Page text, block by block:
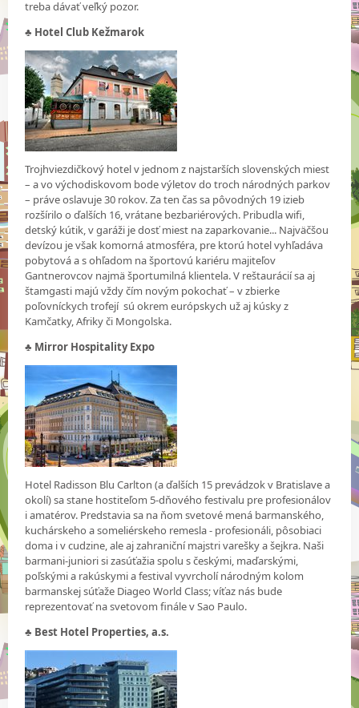
treba dávať veľký pozor.
♣ Hotel Club Kežmarok
Trojhviezdičkový hotel v jednom z najstarších slovenských miest
– a vo východiskovom bode výletov do troch národných parkov
– práve oslavuje 30 rokov. Za ten čas sa pôvodných 19 izieb
rozšírilo o ďalších 16, vrátane bezbariérových. Pribudla wifi,
detský kútik, v garáži je dosť miest na zaparkovanie... Najväčšou
devízou je však komorná atmosféra, pre ktorú hotel vyhľadáva
pobytová a s ohľadom na športovú kariéru majiteľov
Gantnerovcov najmä športumilná klientela. V reštaurácií sa aj
štamgasti majú vždy čím novým pokochať – v zbierke
poľovníckych trofejí sú okrem európskych už aj kúsky z
Kamčatky, Afriky či Mongolska.
♣ Mirror Hospitality Expo
Hotel Radisson Blu Carlton (a ďalších 15 prevádzok v Bratislave a
okolí) sa stane hostiteľom 5-dňového festivalu pre profesionálov
i amatérov. Predstavia sa na ňom svetové mená barmanského,
kuchárskeho a someliérskeho remesla - profesionáli, pôsobiaci
doma i v cudzine, ale aj zahraniční majstri varešky a šejkra. Naši
barmani-juniori si zasúťažia spolu s českými, maďarskými,
poľskými a rakúskymi a festival vyvrcholí národným kolom
barmanskej súťaže Diageo World Class; víťaz nás bude
reprezentovať na svetovom finále v Sao Paulo.
♣ Best Hotel Properties, a.s.